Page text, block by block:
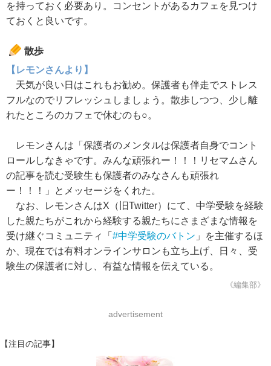
を持っておく必要あり。コンセントがあるカフェを見つけ
ておくと良いです。
散歩
【レモンさんより】
天気が良い日はこれもお勧め。保護者も伴走でストレス
フルなのでリフレッシュしましょう。散歩しつつ、少し離
れたところのカフェで休むのも○。
レモンさんは「保護者のメンタルは保護者自身でコント
ロールしなきゃです。みんな頑張れー！！！リセマムさん
の記事を読む受験生も保護者のみなさんも頑張れ
ー！！！」とメッセージをくれた。
なお、レモンさんはX（旧Twitter）にて、中学受験を経験
した親たちがこれから経験する親たちにさまざまな情報を
受け継ぐコミュニティ「 #中学受験のバトン 」を主催するほ
か、現在では有料オンラインサロンも立ち上げ、日々、受
験生の保護者に対し、有益な情報を伝えている。
《編集部》
advertisement
【注目の記事】